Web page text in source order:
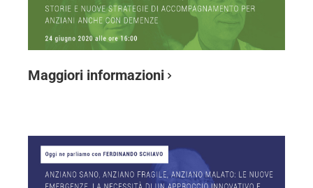
Maggiori informazioni